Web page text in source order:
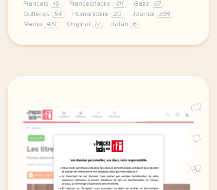
Francais
16 Francaisfacile 411 Gaza
67
Gutteres
54 Humanitaire 20 Journal
394
Media
431 Original 17 Rafah 6
exercice b2 coup d etat des militaires prennent
C2
C1
B2